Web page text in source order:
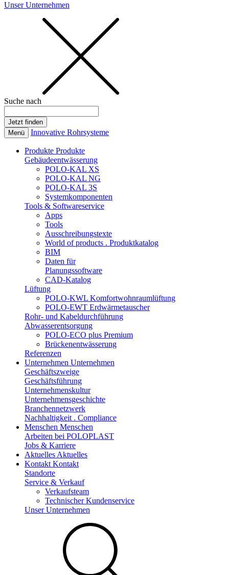
Unser Unternehmen
Suche nach
Menü Innovative Rohrsysteme
Produkte Produkte
Gebäudeentwässerung
POLO-KAL XS
POLO-KAL NG
POLO-KAL 3S
Systemkomponenten
Tools & Softwareservice
Apps
Tools
Ausschreibungstexte
World of products . Produktkatalog
BIM
Daten für
Planungssoftware
CAD-Katalog
Lüftung
POLO-KWL Komfortwohnraumlüftung
POLO-EWT Erdwärmetauscher
Rohr- und Kabeldurchführung
Abwasserentsorgung
POLO-ECO plus Premium
Brückenentwässerung
Referenzen
Unternehmen Unternehmen
Geschäftszweige
Geschäftsführung
Unternehmenskultur
Unternehmensgeschichte
Branchennetzwerk
Nachhaltigkeit . Compliance
Menschen Menschen
Arbeiten bei POLOPLAST
Jobs & Karriere
Aktuelles Aktuelles
Kontakt Kontakt
Standorte
Service & Verkauf
Verkaufsteam
Technischer Kundenservice
Unser Unternehmen